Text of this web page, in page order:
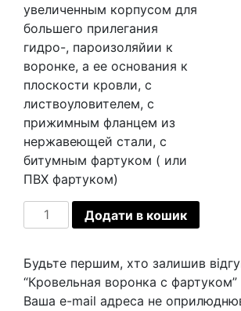
увеличенным корпусом для
большего прилегания
гидро-, пароизоляйии к
воронке, а ее основания к
плоскости кровли, с
листвоуловителем, с
прижимным фланцем из
нержавеющей стали, с
битумным фартуком ( или
ПВХ фартуком)
Кровельная
воронка
фартуком
кількість
Додати в кошик
Будьте першим, хто залишив
“Кровельная воронка с фартуком”
Ваша e-mail адреса не